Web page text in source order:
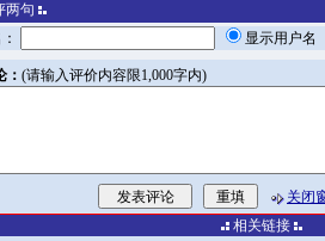
两句
显示用户
： (请输入评价内容限1,000字内)
关闭
相关链接